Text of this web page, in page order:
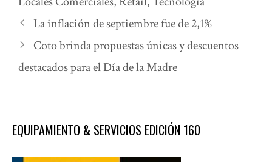
La inflación de septiembre fue de 2,1%
Coto brinda propuestas únicas y descuentos
destacados para el Día de la Madre
EQUIPAMIENTO & SERVICIOS EDICIÓN 160